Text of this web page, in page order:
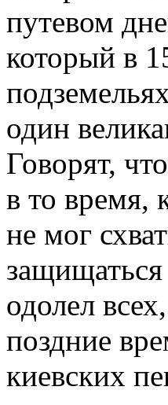
путевом
который в
один
Говорят,
в то время,
не мог
одолел
поздние
киевских